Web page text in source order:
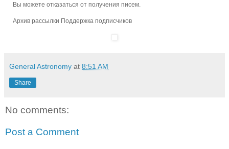
Вы можете отказаться от получения писем.
Архив рассылки Поддержка подписчиков
General Astronomy at 8:51 AM
Share
No comments:
Post a Comment